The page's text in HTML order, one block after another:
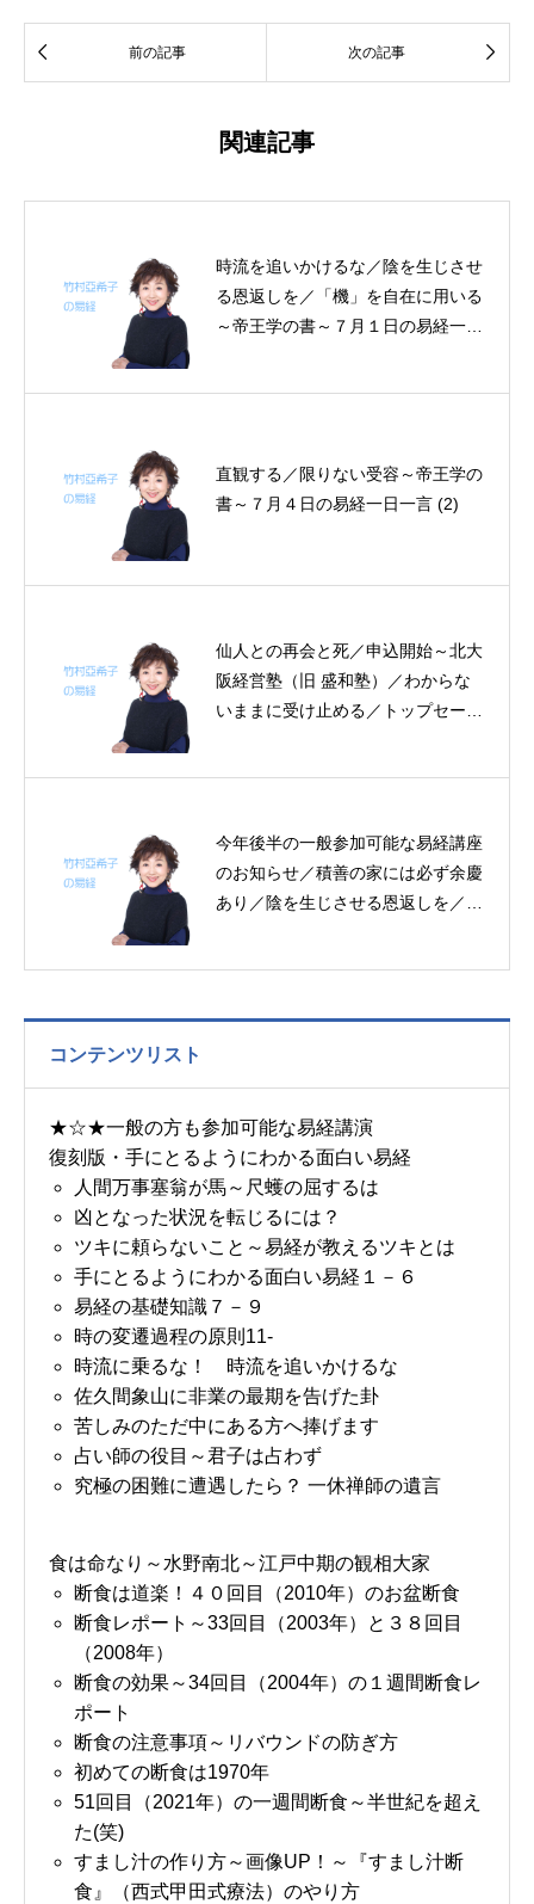
 前の記事 次の記事 
関連記事
時流を追いかけるな／陰を生じさせ
る恩返しを／「機」を自在に用いる
～帝王学の書～７月１日の易経一日
直観する／限りない受容～帝王学の
書～７月４日の易経一日一言 (2)
仙人との再会と死／申込開始～北大
阪経営塾（旧 盛和塾）／わからな
いままに受け止める／トップセール
今年後半の一般参加可能な易経講座
のお知らせ／積善の家には必ず余慶
あり／陰を生じさせる恩返しを／危
コンテンツリスト
★☆★一般の方も参加可能な易経講演
復刻版・手にとるようにわかる面白い易経
人間万事塞翁が馬～尺蠖の屈するは
凶となった状況を転じるには？
ツキに頼らないこと～易経が教えるツキとは
手にとるようにわかる面白い易経１－６
易経の基礎知識７－９
時の変遷過程の原則11-
時流に乗るな！ 時流を追いかけるな
佐久間象山に非業の最期を告げた卦
苦しみのただ中にある方へ捧げます
占い師の役目～君子は占わず
究極の困難に遭遇したら？ 一休禅師の遺言
食は命なり～水野南北～江戸中期の観相大家
断食は道楽！４０回目（2010年）のお盆断食
断食レポート～33回目（2003年）と３８回目
（2008年）
断食の効果～34回目（2004年）の１週間断食レ
ポート
断食の注意事項～リバウンドの防ぎ方
初めての断食は1970年
51回目（2021年）の一週間断食～半世紀を超え
た(笑)
すまし汁の作り方～画像UP！～『すまし汁断
食』（西式甲田式療法）のやり方